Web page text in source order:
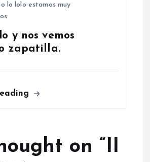
lo lolo estamos muy
y nos vemos
zapatilla.
on “II